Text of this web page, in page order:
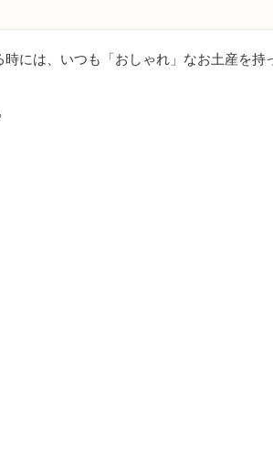
には、いつも「おしゃれ」なお土産を